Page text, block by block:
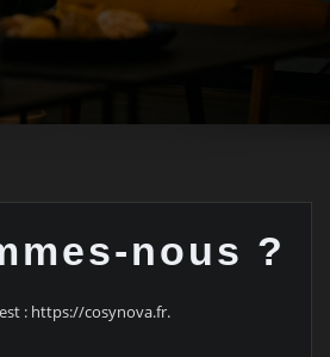
nous ?
: https://cosynova.fr.